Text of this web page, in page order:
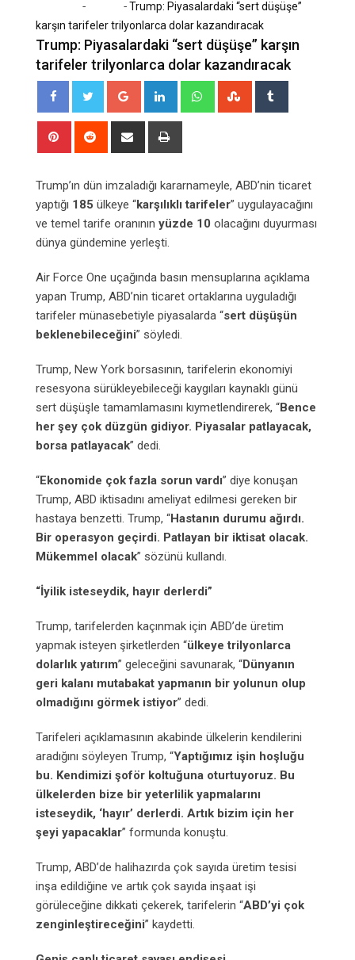
- -Trump: Piyasalardaki “sert düşüşe”
karşın tarifeler trilyonlarca dolar kazandıracak
Trump: Piyasalardaki “sert düşüşe” karşın
tarifeler trilyonlarca dolar kazandıracak
Google+ LinkedIn WhatsappStumbleUpon
Pinterest Reddit
Share
Trump’ın dün imzaladığı kararnameyle, ABD’nin ticaret
yaptığı 185 ülkeye “karşılıklı tarifeler” uygulayacağını
ve temel tarife oranının yüzde 10 olacağını duyurması
dünya gündemine yerleşti.
Air Force One uçağında basın mensuplarına açıklama
yapan Trump, ABD’nin ticaret ortaklarına uyguladığı
tarifeler münasebetiyle piyasalarda “sert düşüşün
beklenebileceğini” söyledi.
Trump, New York borsasının, tarifelerin ekonomiyi
resesyona sürükleyebileceği kaygıları kaynaklı günü
sert düşüşle tamamlamasını kıymetlendirerek, “Bence
her şey çok düzgün gidiyor. Piyasalar patlayacak,
borsa patlayacak” dedi.
“Ekonomide çok fazla sorun vardı” diye konuşan
Trump, ABD iktisadını ameliyat edilmesi gereken bir
hastaya benzetti. Trump, “Hastanın durumu ağırdı.
Bir operasyon geçirdi. Patlayan bir iktisat olacak.
Mükemmel olacak” sözünü kullandı.
“İyilik isteseydik, hayır derlerdi”
Trump, tarifelerden kaçınmak için ABD’de üretim
yapmak isteyen şirketlerden “ülkeye trilyonlarca
dolarlık yatırım” geleceğini savunarak, “Dünyanın
geri kalanı mutabakat yapmanın bir yolunun olup
olmadığını görmek istiyor” dedi.
Tarifeleri açıklamasının akabinde ülkelerin kendilerini
aradığını söyleyen Trump, “Yaptığımız işin hoşluğu
bu. Kendimizi şoför koltuğuna oturtuyoruz. Bu
ülkelerden bize bir yeterlilik yapmalarını
isteseydik, ‘hayır’ derlerdi. Artık bizim için her
şeyi yapacaklar” formunda konuştu.
Trump, ABD’de halihazırda çok sayıda üretim tesisi
inşa edildiğine ve artık çok sayıda inşaat işi
görüleceğine dikkati çekerek, tarifelerin “ABD’yi çok
zenginleştireceğini” kaydetti.